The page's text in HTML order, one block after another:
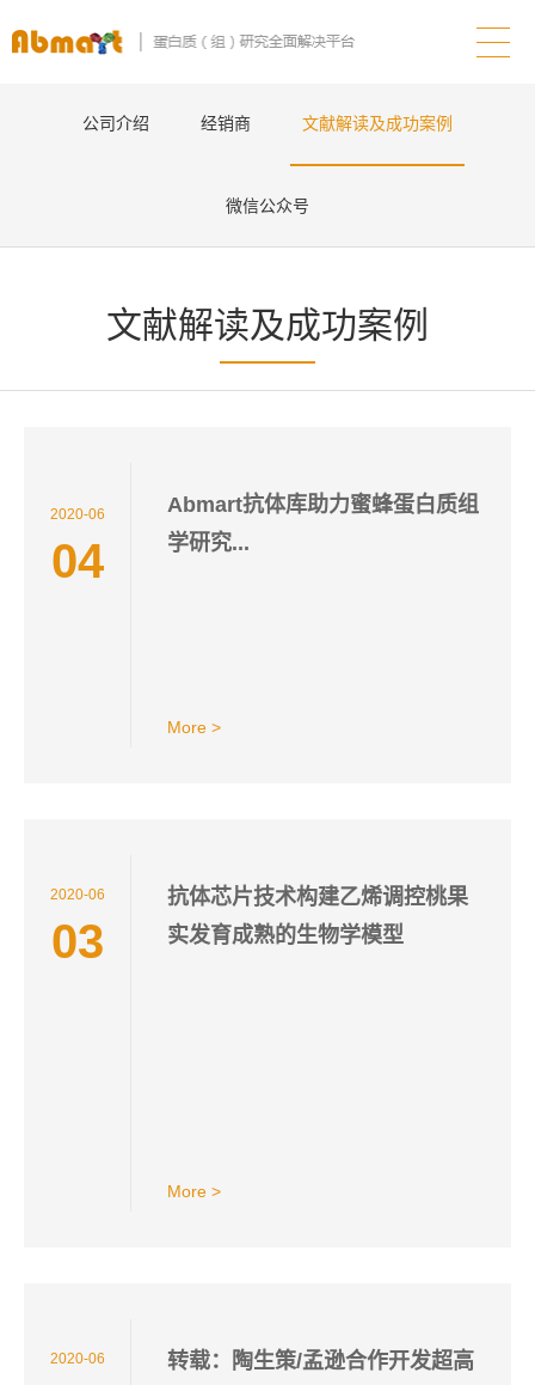
公司介绍 经销商 文献解读及成功案例
微信公众号
文献解读及成功案例
2020-06
04
Abmart抗体库助力蜜蜂蛋白质组
学研究...
More >
2020-06
03
抗体芯片技术构建乙烯调控桃果
实发育成熟的生物学模型
More >
2020-06
转载：陶生策/孟逊合作开发超高